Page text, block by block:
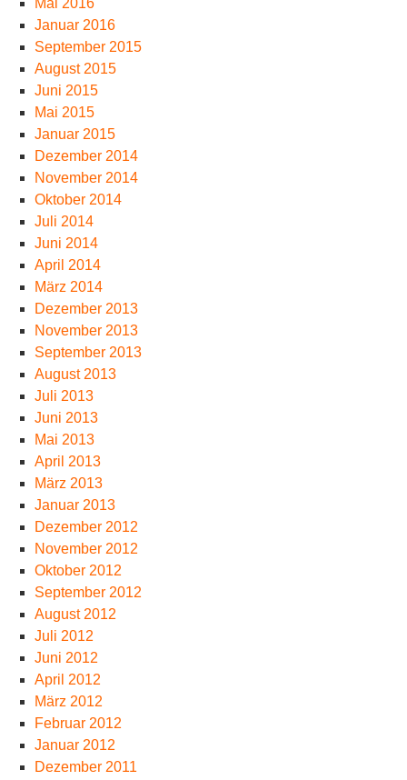
Mai 2016
Januar 2016
September 2015
August 2015
Juni 2015
Mai 2015
Januar 2015
Dezember 2014
November 2014
Oktober 2014
Juli 2014
Juni 2014
April 2014
März 2014
Dezember 2013
November 2013
September 2013
August 2013
Juli 2013
Juni 2013
Mai 2013
April 2013
März 2013
Januar 2013
Dezember 2012
November 2012
Oktober 2012
September 2012
August 2012
Juli 2012
Juni 2012
April 2012
März 2012
Februar 2012
Januar 2012
Dezember 2011